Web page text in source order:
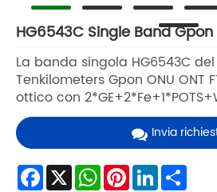
HG6543C Single Band Gpon
La banda singola HG6543C
Tenkilometers Gpon ONU ONT
ottico con
Invia
Facebook
X WhatsApp
Pinterest
LinkedIn